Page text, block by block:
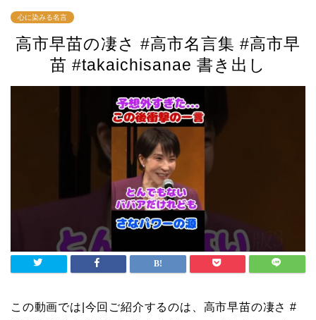
心に染みる名言
高市早苗の凄さ #高市名言集 #高市早
苗 #takaichisanae 書き出し
この動画では|今回ご紹介するのは、高市早苗の凄さ #